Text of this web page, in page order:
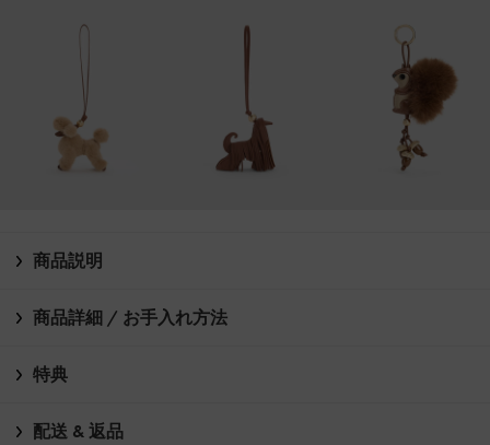
商品説明
商品詳細 / お手入れ方法
特典
配送 & 返品